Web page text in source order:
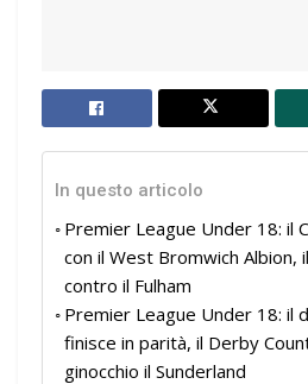
In questo articolo
Premier League Under 18: il
con il West Bromwich Albion,
contro il Fulham
Premier League Under 18: il
finisce in parità, il Derby
ginocchio il Sunderland